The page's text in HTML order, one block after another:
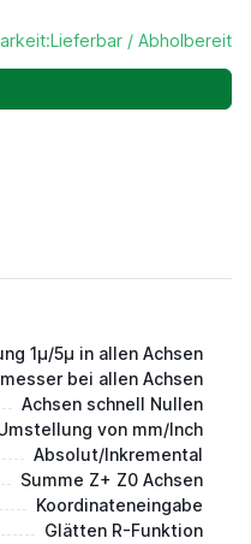
Lieferbar / Abholbereit
1µ/5µ in allen Achsen
bei allen Achsen
Achsen schnell Nullen
von mm/Inch
Absolut/Inkremental
Summe Z+ Z0 Achsen
Koordinateneingabe
Glätten R-Funktion